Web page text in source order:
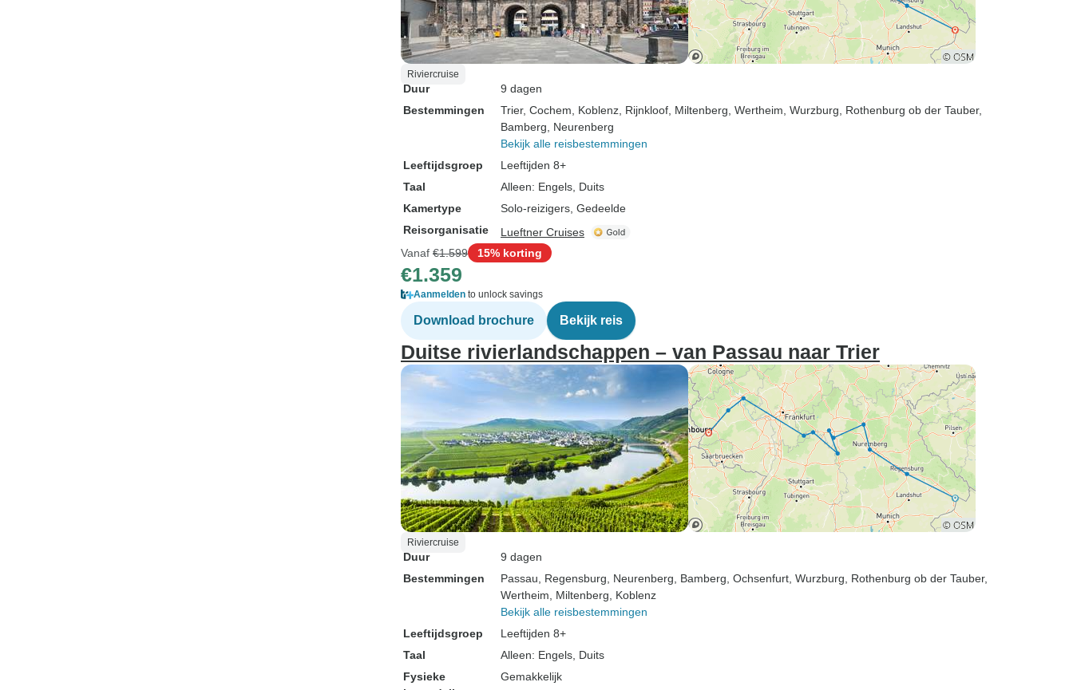
Riviercruise
Duur
9 dagen
Bestemmingen
Trier, Cochem , Koblenz , Rijnkloof , Miltenberg , Wertheim , Wurzburg , Rothenburg ob der Tauber,
Bamberg , Neurenberg
Bekijk alle reisbestemmingen
Leeftijdsgroep
Leeftijden 8+
Taal
Alleen: Engels, Duits
Kamertype
Solo-reizigers, Gedeelde
Reisorganisatie
Lueftner Cruises
Vanaf €1.599 15% korting
€1.359
Aanmelden to unlock savings
Download brochure Bekijk reis
Duitse rivierlandschappen – van Passau naar Trier
Riviercruise
Duur
9 dagen
Bestemmingen
Passau , Regensburg , Neurenberg , Bamberg , Ochsenfurt , Wurzburg , Rothenburg ob der Tauber,
Wertheim , Miltenberg , Koblenz
Bekijk alle reisbestemmingen
Leeftijdsgroep
Leeftijden 8+
Taal
Alleen: Engels, Duits
Fysieke
Gemakkelijk